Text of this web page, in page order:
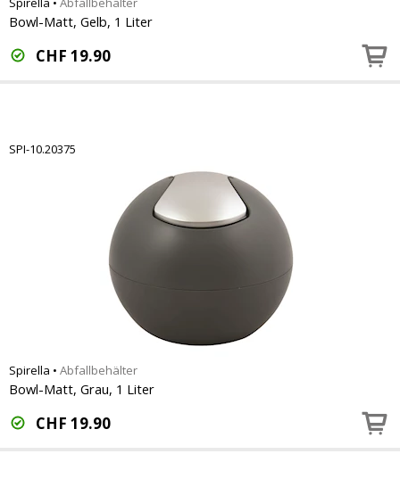
Bowl-Matt, Gelb, 1 Liter
CHF 19.90
SPI-10.20375
Spirella • Abfallbehälter
Bowl-Matt, Grau, 1 Liter
CHF 19.90